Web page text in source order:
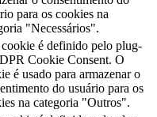
para os cookies na
"Necessários".
cookie é definido pelo plug-
Cookie Consent. O
é usado para armazenar o
do usuário para os
na categoria "Outros".